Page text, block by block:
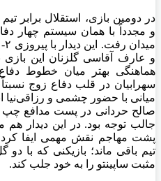
در دومین بازی، استقلال برابر
و مجدداً با همان سیستم چهار
و عارف آقاسی گلزنان این بازی
هماهنگی بهتر میان خطوط
سهرابیان در قلب دفاع زوج
میانی با حضور چشمی و
صالح حردانی در پست مدافع چپ
جالب توجه بود. در این دیدار هم
پشت مهاجم نقش مهمی ایفا کرد.
تیم باقی ماند؛ بازیکنی که با
مثبت ساپینتو را به خود جلب کند.